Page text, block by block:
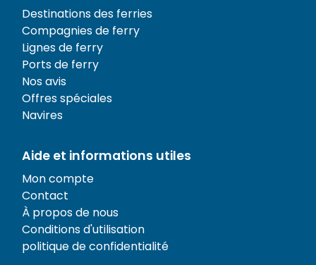
Destinations des ferries
Compagnies de ferry
Lignes de ferry
Ports de ferry
Nos avis
Offres spéciales
Navires
Aide et informations utiles
Mon compte
Contact
À propos de nous
Conditions d'utilisation
politique de confidentialité